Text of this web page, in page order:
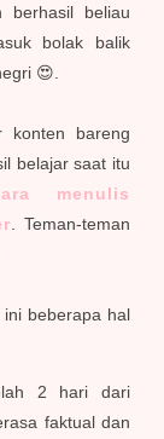
berhasil beliau
bolak balik
😍.
konten bareng
belajar saat itu
menulis
. Teman-teman
beberapa hal
2 hari dari
faktual dan